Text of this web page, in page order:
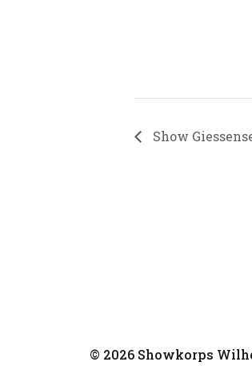
Show
© 2026 Showkorps